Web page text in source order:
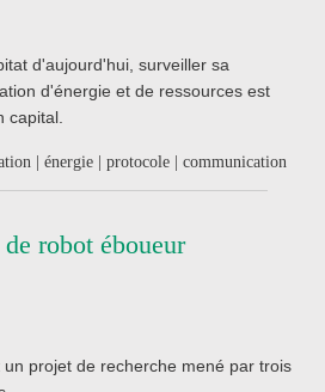
d'aujourd'hui, surveiller sa
d'énergie et de ressources est
capital.
| énergie | protocole | communication
robot éboueur
un projet de recherche mené par trois